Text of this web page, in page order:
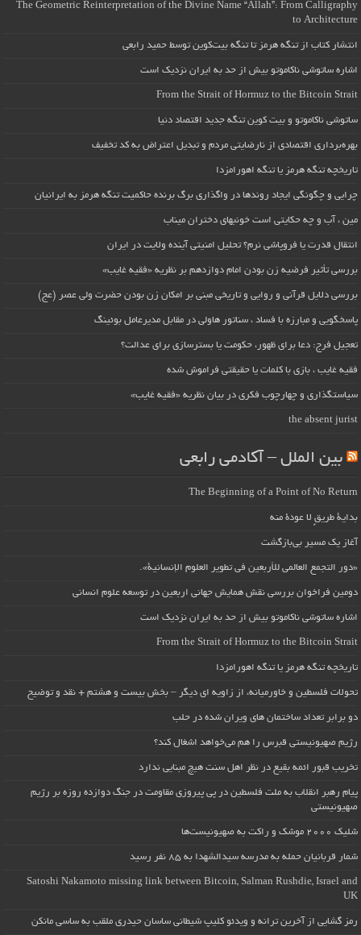
The Geometric Reinterpretation of the Divine Name “Allah”: From Calligraphy
to Architecture
انتشار کتاب از تنگه هرمز تا تنگه بیت‌کوین توسط حمید رابعی
اشاره ساتوشی ناکاموتو بیش از حد به ایران نزدیک است
From the Strait of Hormuz to the Bitcoin Strait
ساتوشی ناکاموتو و بیت کوین تنگه جدید اقتصاد دنیا
بهره‌برداری اقتصادی از نارضایتی مردم و تبدیل اعتراض به کد تخفیف
تاریخچه تنگه هرمز یا تنگه اهورامزدا
چرایی و چگونگی ایجاد روندها در واگذاری برگ برنده حاکمیت تنگه هرمز به ایرانیان
مین ، آب و چه حکایتی است خونبهای دختران میناب
انتقال قدرت یا فروپاشی نرم؟ تحلیل امنیتی آینده ولایت در ایران
بررسی تأثیر فرضیه زن بودن امام دوازدهم بر نظریه «فقیه غایب»
بررسی دلایل قرآنی و روایی و تاریخی مبنی بر امکان زن بودن حضرت ولی عصر (عج)
پاسخگویی و مبارزه با فساد ، سناتور هاولی در مقابل مدیرعامل بوئینگ
تعجیل فرج: دعا برای ظهور، حکومت یا بسترسازی برای عدالت؟
فقیه غایب ، بازی با کلمات یا حقیقتی فراموش شده
سیاستگذاری و چهارچوب فکری در بیان نظریه «فقیه غایب»
the absent jurist
بین الملل – آکادمی رابعی
The Beginning of a Point of No Return
بداية طريقٍ لا عودة منه
آغاز یک مسیر بی‌بازگشت
«دور التجمع العالمي للأربعين في تطوير العلوم الإنسانية».
دومین فراخوان بررسی نقش همایش جهانی اربعین در توسعه علوم انسانی
اشاره ساتوشی ناکاموتو بیش از حد به ایران نزدیک است
From the Strait of Hormuz to the Bitcoin Strait
تاریخچه تنگه هرمز یا تنگه اهورامزدا
تحولات فلسطین و خاورمیانه، از زاویه ای دیگر – بخش بیست و هشتم + نقد و توضیح
دو برابر تعداد ساختمان های ویران شده در حلب
رژیم صهیونیستی قبرس را هم می‌خواهد اشغال کند؟
تخریب قبور ائمه بقیع در نظر اهل سنت هیچ مبنایی ندارد
پیام رهبر انقلاب به ملت فلسطین در پی پیروزی مقاومت در جنگ دوازده روزه بر رژیم
صهیونیستی
شلیک ۲۰۰۰ موشک و راکت به صهیونیست‌ها
شمار قربانیان حمله به مدرسه سیدالشهدا به ۸۵ نفر رسید
Satoshi Nakamoto missing link between Bitcoin, Salman Rushdie, Israel and
UK
رمز گشایی از آخرین ترانه و ویدئو کلیپ شیطانی ساسان حیدری ملقب به ساسی مانکن